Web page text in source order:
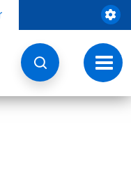
Veksle